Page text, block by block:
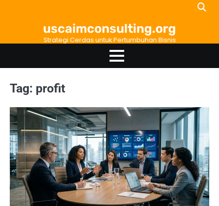
uscaimconsulting.org
Strategi Cerdas untuk Pertumbuhan Bisnis
Tag: profit